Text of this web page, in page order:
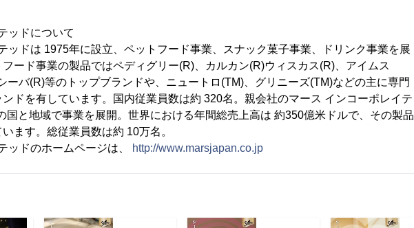
ッドについて
ッドは 1975年に設立、ペットフード事業、スナック菓子事業、ドリンク事業を展
ード事業の製品ではペディグリー(R)、カルカン(R)ウィスカス(R)、アイムス
ーバ(R)等のトップブランドや、ニュートロ(TM)、グリニーズ(TM)などの主に専門
ドを有しています。国内従業員数は約 320名。親会社のマース インコーポレイテ
国と地域で事業を展開。世界における年間総売上高は 約350億米ドルで、その製品
ます。総従業員数は約 10万名。
ッドのホームページは、
http://www.marsjapan.co.jp